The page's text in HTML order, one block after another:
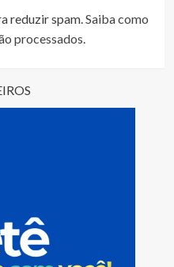
reduzir spam.Saiba como
processados.